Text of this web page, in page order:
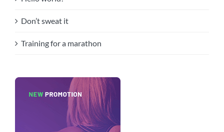
Don’t sweat it
Training for a marathon